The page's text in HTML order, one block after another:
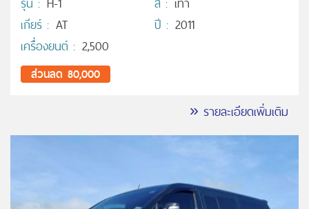
เกียร์ : AT ปี : 2011
เครื่องยนต์ : 2,500
ส่วนลด 80,000
» รายละเอียดเพิ่มเติม